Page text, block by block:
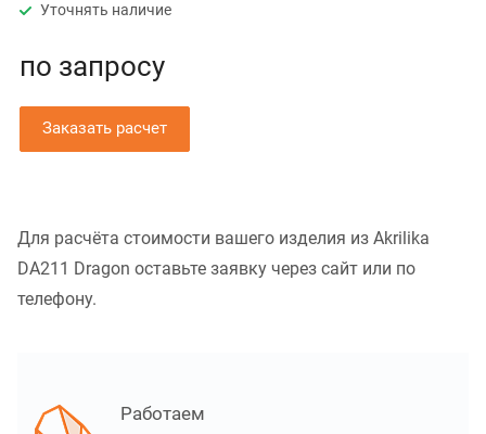
Уточнять наличие
по запросу
Заказать расчет
Для расчёта стоимости вашего изделия из Akrilika
DA211 Dragon оставьте заявку через сайт или по
телефону.
Работаем